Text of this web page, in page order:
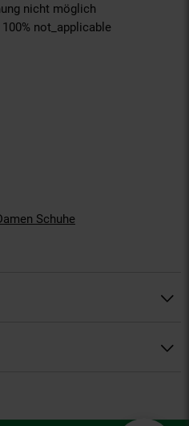
nicht möglich
not_applicable
Schuhe